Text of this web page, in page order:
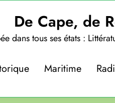
De Cape, de
dans tous ses états :
Maritime